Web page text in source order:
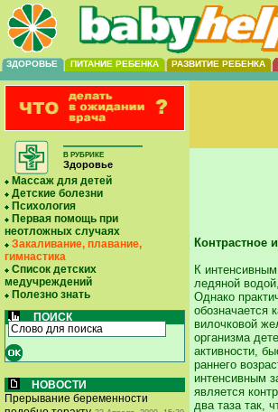
ЗДОРОВЬЕ ПИТАНИЕ РЕБЕНКА РАЗВИТИЕ РЕБЕНКА
В РУБРИКЕ
Здоровье
Массаж для детей
Детские болезни
Психология
Первая помощь при
неотложных случаях
Закаливание, плавание,
гимнастика
Список детских
медучреждений
Полезно знать
ПОИСК
НОВОСТИ
Прерывание беременности
Контрастное
К
ледяной
Однако
обозначается
вилочковой
организма
активности,
раннего
интенсивным
является
два таза так,